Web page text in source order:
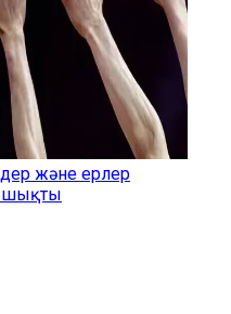
және ерлер
шықты